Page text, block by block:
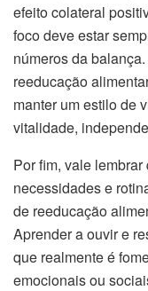
efeito colateral
foco deve estar
números da
reeducação
manter um estilo de
vitalidade,
Por fim, vale
necessidades e
de reeducação
Aprender a ouvir e
que realmente é
emocionais ou